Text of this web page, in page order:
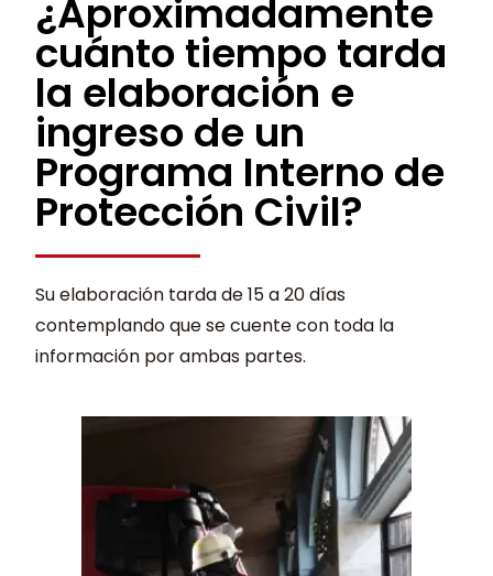
¿Aproximadamente
cuánto tiempo tarda
la elaboración e
ingreso de un
Programa Interno de
Protección Civil?
Su elaboración tarda de 15 a 20 días
contemplando que se cuente con toda la
información por ambas partes.